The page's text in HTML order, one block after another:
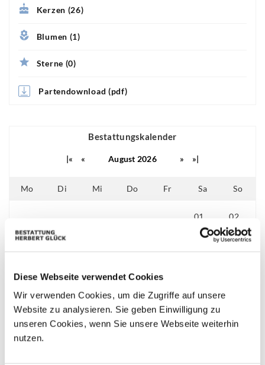
Diese Webseite verwendet Cookies
Wir verwenden Cookies, um die Zugriffe auf unsere
Website zu analysieren. Sie geben Einwilligung zu
unseren Cookies, wenn Sie unsere Webseite weiterhin
nutzen.
Kerzen (26)
Blumen (1)
Sterne (0)
Partendownload (pdf)
Bestattungskalender
|« « August 2026 » »|
Mo Di Mi Do Fr Sa So
01 02
03 04 08 09
17 18 19 20 21 22
24 25 26 27 28 29 30